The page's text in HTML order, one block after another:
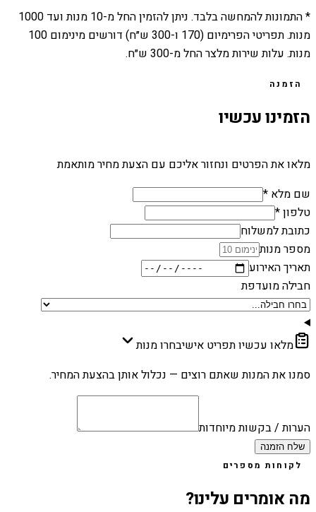
* התמונות להמחשה בלבד. ניתן להזמין החל מ-10 מנות ועד 1000
מנות. תפריטי הפרימיום (170 ו-300 ש״ח) דורשים מינימום 100
מנות. עלות שירות מלצר החל מ-300 ש״ח.
הזמנה
הזמינו עכשיו
מלאו את הפרטים ונחזור אליכם עם הצעת מחיר מותאמת
שם מלא *
טלפון *
כתובת למשלוח
מספר מנות
תאריך האירוע
חבילה מועדפת
מלאו עכשיו תפריט אישיבחרו מנות
סמנו את המנות שאתם רוצים — נכלול אותן בהצעת המחיר.
הערות / בקשות מיוחדות
שלח הזמנה
לקוחות מספרים
מה אומרים עלינו?